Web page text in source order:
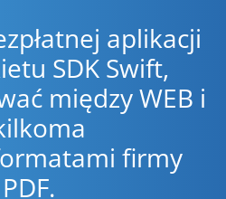
aplikacji
SDK Swift,
między WEB i
firmy
PDF.